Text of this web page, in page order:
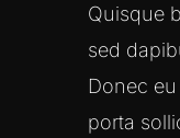
Quisque
sed
Donec
porta